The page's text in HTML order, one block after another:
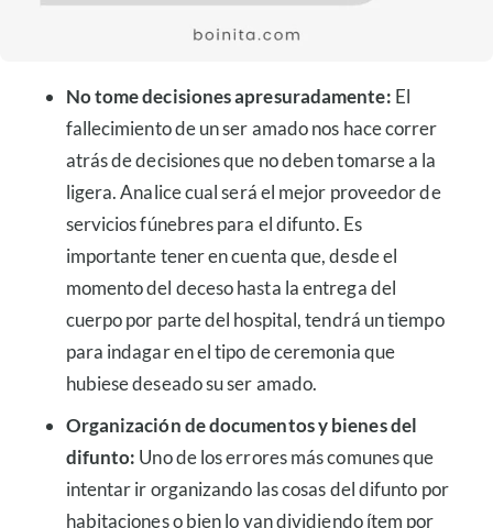
No tome decisiones apresuradamente: El
fallecimiento de un ser amado nos hace correr
atrás de decisiones que no deben tomarse a la
ligera. Analice cual será el mejor proveedor de
servicios fúnebres para el difunto. Es
importante tener en cuenta que, desde el
momento del deceso hasta la entrega del
cuerpo por parte del hospital, tendrá un tiempo
para indagar en el tipo de ceremonia que
hubiese deseado su ser amado.
Organización de documentos y bienes del
difunto: Uno de los errores más comunes que
intentar ir organizando las cosas del difunto por
habitaciones o bien lo van dividiendo ítem por